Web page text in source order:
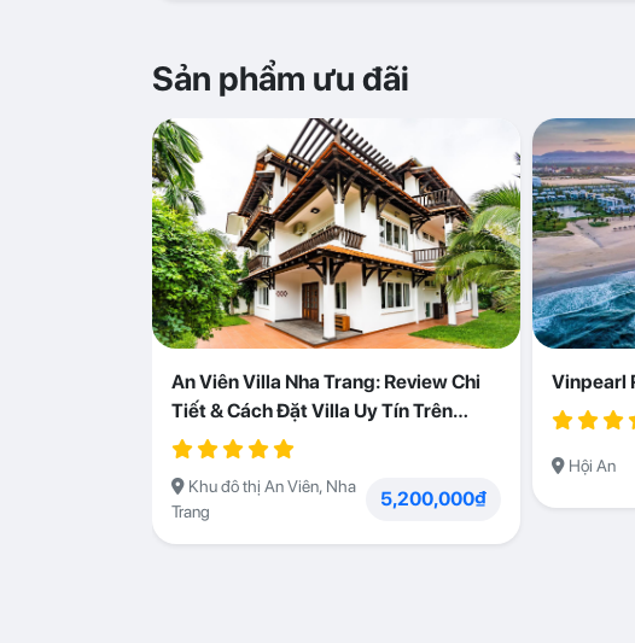
Sản phẩm ưu đãi
An Viên Villa Nha Trang: Review Chi
Tiết & Cách Đặt Villa Uy Tín Trên
Abogo
Khu đô thị An Viên, Nha
Trang
5,200,000₫
Vinpearl
Hội An